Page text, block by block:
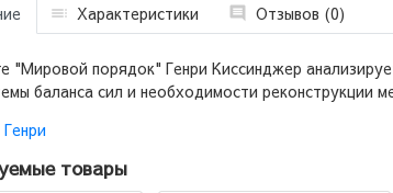
Характеристики Отзывов (0)
"Мировой порядок" Генри Киссинджер
баланса сил и необходимости реконструкции
товары